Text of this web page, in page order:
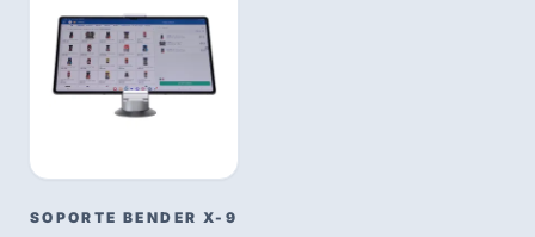
SOPORTE BENDER X-9